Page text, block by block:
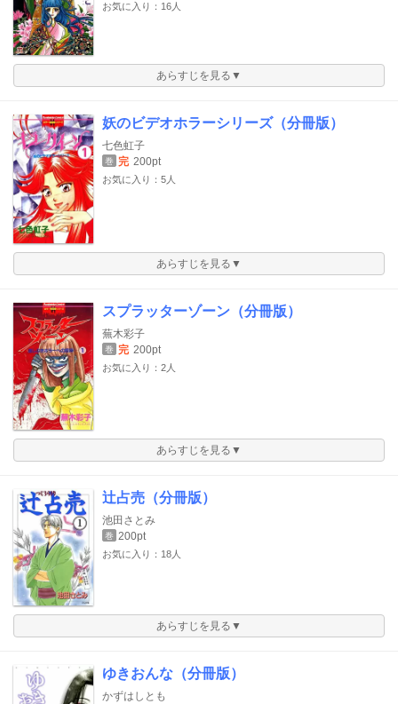
お気に入り：16人
あらすじを見る▼
妖のビデオホラーシリーズ（分冊版）
七色虹子
巻 完 200pt
お気に入り：5人
あらすじを見る▼
スプラッターゾーン（分冊版）
蕪木彩子
巻 完 200pt
お気に入り：2人
あらすじを見る▼
辻占売（分冊版）
池田さとみ
巻 200pt
お気に入り：18人
あらすじを見る▼
ゆきおんな（分冊版）
かずはしとも